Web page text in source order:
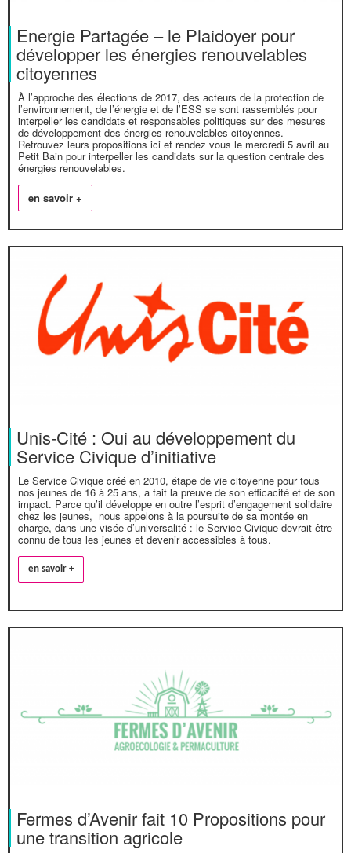
Energie Partagée – le Plaidoyer pour
développer les énergies renouvelables
citoyennes
À l’approche des élections de 2017, des acteurs de la protection de
l’environnement, de l’énergie et de l’ESS se sont rassemblés pour
interpeller les candidats et responsables politiques sur des mesures
de développement des énergies renouvelables citoyennes.
Retrouvez leurs propositions ici et rendez vous le mercredi 5 avril au
Petit Bain pour interpeller les candidats sur la question centrale des
énergies renouvelables.
en savoir +
Unis-Cité : Oui au développement du
Service Civique d’initiative
Le Service Civique créé en 2010, étape de vie citoyenne pour tous
nos jeunes de 16 à 25 ans, a fait la preuve de son efficacité et de son
impact. Parce qu’il développe en outre l’esprit d’engagement solidaire
chez les jeunes, nous appelons à la poursuite de sa montée en
charge, dans une visée d’universalité : le Service Civique devrait être
connu de tous les jeunes et devenir accessibles à tous.
en savoir +
Fermes d’Avenir fait 10 Propositions pour
une transition agricole